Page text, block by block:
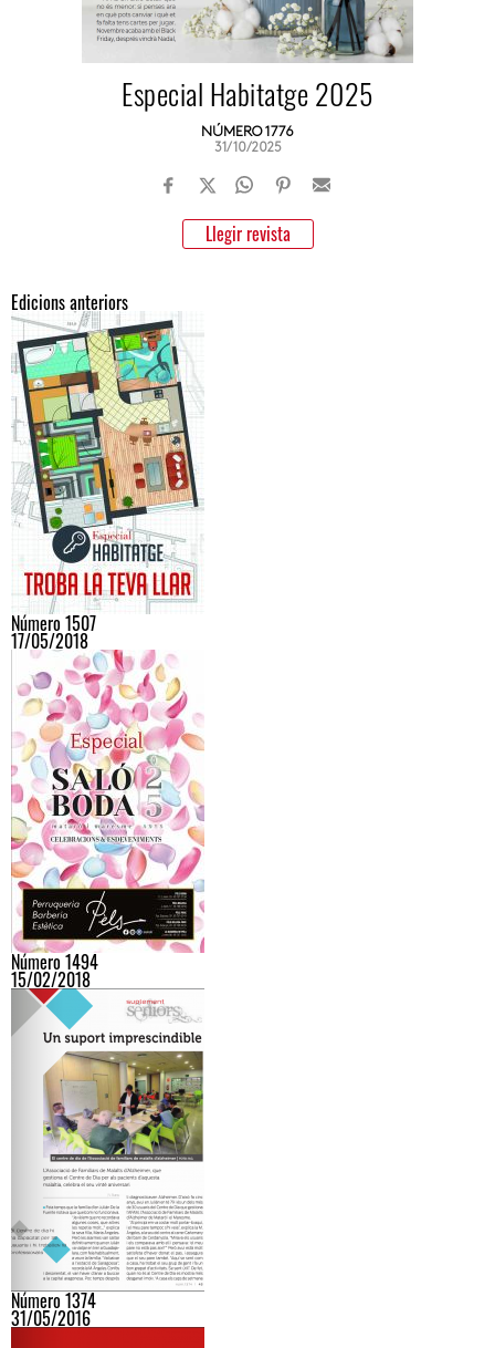
Especial Habitatge 2025
NÚMERO 1776
31/10/2025
Llegir revista
Edicions anteriors
Número 1507
17/05/2018
Número 1494
15/02/2018
Número 1374
31/05/2016